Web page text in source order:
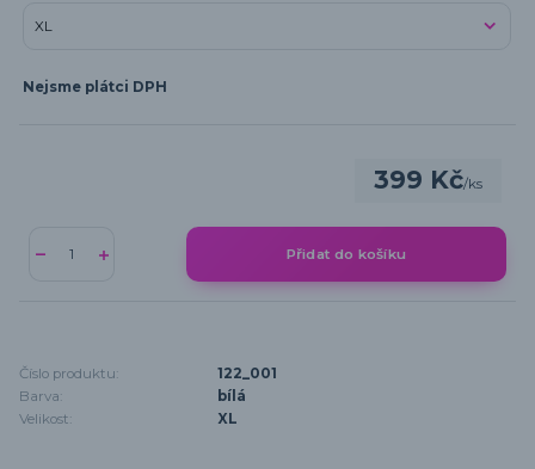
Nejsme plátci DPH
399 Kč/ks
Přidat do košíku
Číslo produktu:
122_001
Barva:
bílá
Velikost:
XL